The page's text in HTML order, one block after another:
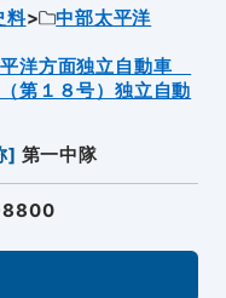
料
中部太平洋
洋方面独立自動車
第１８号）独立自動
] 第一中隊